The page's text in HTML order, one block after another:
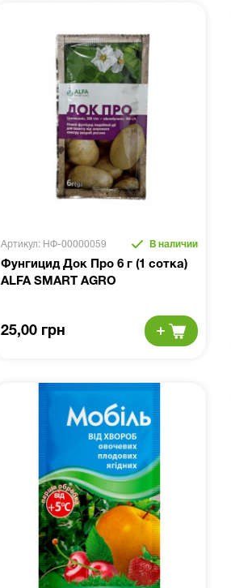
Артикул: НФ-00000059 В наличии
Фунгицид Док Про 6 г (1 сотка)
ALFA SMART AGRO
25,00 грн